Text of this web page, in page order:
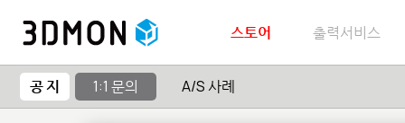
스토어 출력서비스
공 지 1:1 문의 A/S 사례